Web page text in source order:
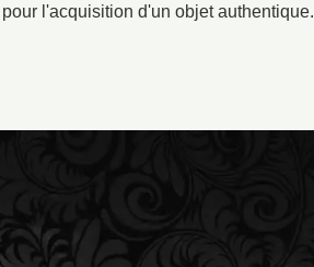
l'acquisition d'un objet authentique.